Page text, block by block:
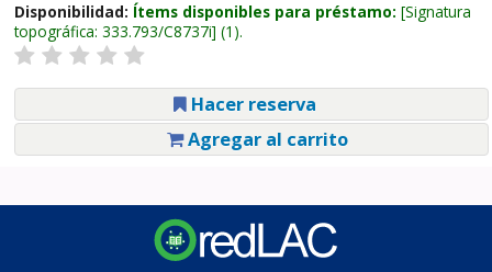
Disponibilidad: Ítems disponibles para préstamo: Signatura
topográfica: 333.793/C8737i (1).
Hacer reserva
Agregar al carrito